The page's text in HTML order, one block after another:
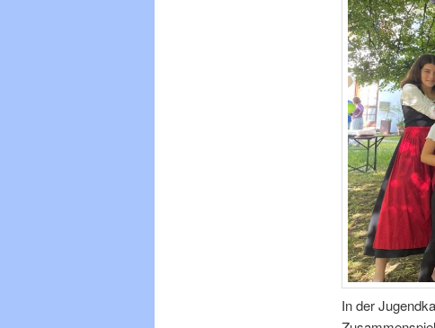
In der